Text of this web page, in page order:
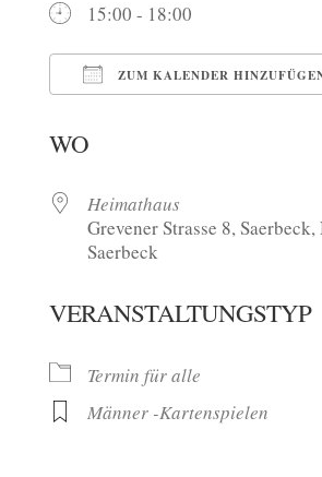
15:00 - 18:00
ZUM KALENDER
WO
Heimathaus
Grevener Strasse 8,
Saerbeck
VERANSTALTUNGSTYP
Termin für alle
Männer -Kartenspielen